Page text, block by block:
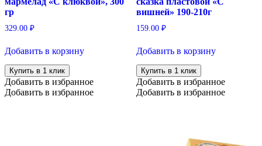
гр
329.00 ₽
Добавить в корзину
Купить в 1 клик
Добавить в избранное
Добавить в избранное
вишней» 190-210г
159.00 ₽
Добавить в корзину
Купить в 1 клик
Добавить в избранное
Добавить в избранное